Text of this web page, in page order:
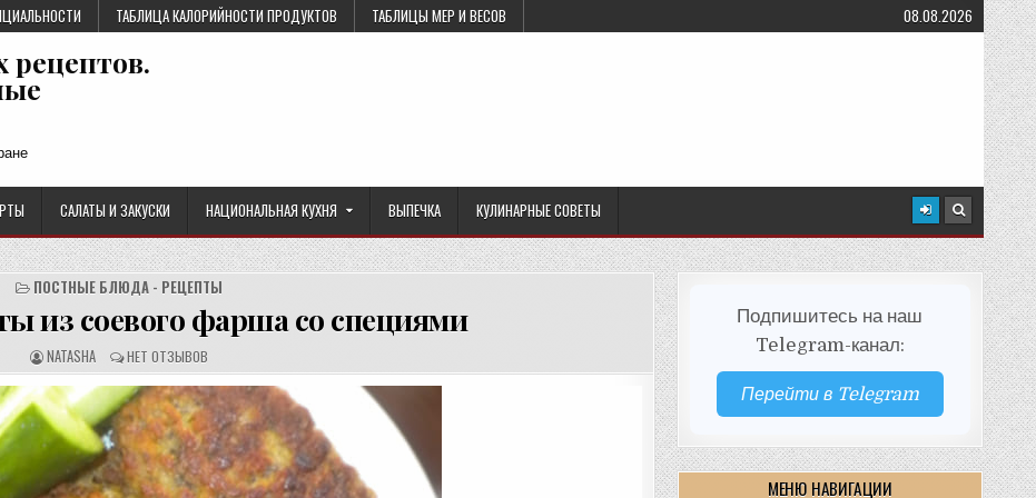
ТАБЛИЦА КАЛОРИЙНОСТИ ПРОДУКТОВ ТАБЛИЦЫ МЕР И ВЕСОВ 08.08.2026
САЛАТЫ И ЗАКУСКИ НАЦИОНАЛЬНАЯ КУХНЯ ВЫПЕЧКА КУЛИНАРНЫЕ СОВЕТЫ
ПОСТНЫЕ БЛЮДА - РЕЦЕПТЫ
из соевого фарша со специями
А
В
Т
О
Р
Р
Е
Ц
Е
П
Т
NATASHA О
Т
З
Ы
В
Ы
:
НЕТ ОТЗЫВОВ
Подпишитесь на наш
Telegram-канал:
Перейти в Telegram
МЕНЮ НАВИГАЦИИ